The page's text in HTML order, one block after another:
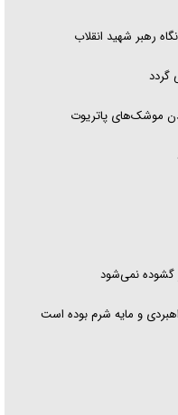
رهبر شهید انقلاب
گردد
موشک‌های پاتریوت
گشوده نمی‌شود
و مایه شرم بوده است